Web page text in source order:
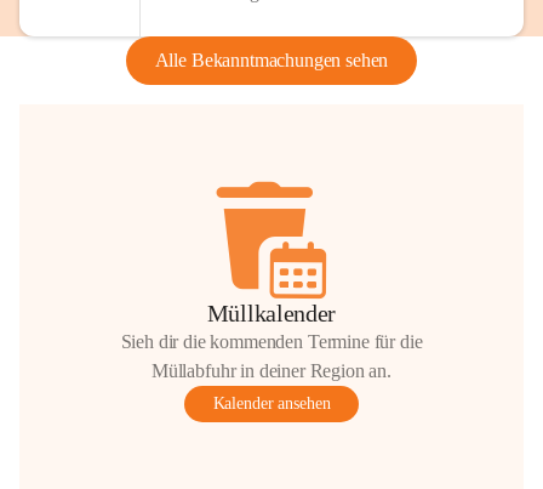
Alle Bekanntmachungen sehen
Müllkalender
Sieh dir die kommenden Termine für die
Müllabfuhr in deiner Region an.
Kalender ansehen